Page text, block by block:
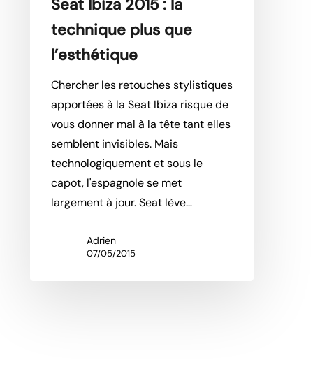
Seat Ibiza 2015 : la
technique plus que
l’esthétique
Chercher les retouches stylistiques
apportées à la Seat Ibiza risque de
vous donner mal à la tête tant elles
semblent invisibles. Mais
technologiquement et sous le
capot, l'espagnole se met
largement à jour. Seat lève…
Adrien
07/05/2015